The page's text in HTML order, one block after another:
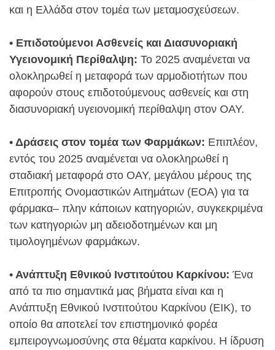
και η Ελλάδα στον τομέα των μεταμοσχεύσεων.
• Επιδοτούμενοι Ασθενείς και Διασυνοριακή
Υγειονομική Περίθαλψη: Το 2025 αναμένεται να
ολοκληρωθεί η μεταφορά των αρμοδιοτήτων που
αφορούν στους επιδοτούμενους ασθενείς και στη
διασυνοριακή υγειονομική περίθαλψη στον ΟΑΥ.
• Δράσεις στον τομέα των Φαρμάκων: Επιπλέον,
εντός του 2025 αναμένεται να ολοκληρωθεί η
σταδιακή μεταφορά στο ΟΑΥ, μεγάλου μέρους της
Επιτροπής Ονομαστικών Αιτημάτων (ΕΟΑ) για τα
φάρμακα– πλην κάποιων κατηγοριών, συγκεκριμένα
των κατηγοριών μη αδειοδοτημένων και μη
τιμολογημένων φαρμάκων.
• Ανάπτυξη Εθνικού Ινστιτούτου Καρκίνου: Ένα
από τα πιο σημαντικά μας βήματα είναι και η
Ανάπτυξη Εθνικού Ινστιτούτου Καρκίνου (ΕΙΚ), το
οποίο θα αποτελεί τον επιστημονικό φορέα
εμπειρογνωμοσύνης στα θέματα καρκίνου. Η ίδρυση